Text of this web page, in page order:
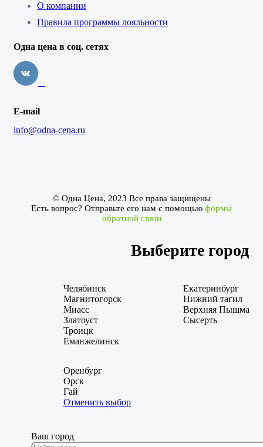
О компании
Правила программы лояльности
Одна цена в соц. сетях
E-mail
info@odna-cena.ru
© Одна Цена, 2023 Все права защищены
Есть вопрос? Отправьте его нам с помощью формы
обратной связи
Выберите город
Челябинск
Магнитогорск
Миасс
Златоуст
Троицк
Еманжелинск
Екатеринбург
Нижний тагил
Верхняя Пышма
Сысерть
Оренбург
Орск
Гай
Отменить выбор
Ваш город